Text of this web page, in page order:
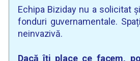
Echipa Biziday nu a solicitat
fonduri guvernamentale.
neinvazivă.
Dacă îți place ce facem,